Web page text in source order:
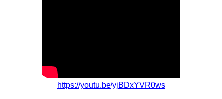
https://youtu.be/yjBDxYVR0ws